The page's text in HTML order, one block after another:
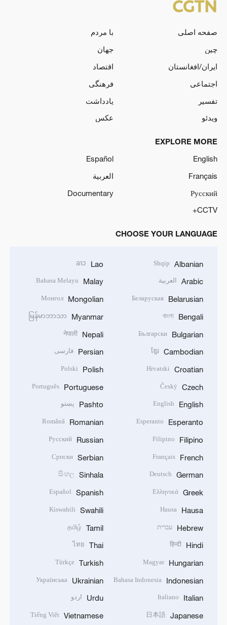
صفحه اصلی
با مردم
چین
جهان
ایران/افغانستان
اقتصاد
اجتماعی
فرهنگی
تفسیر
یادداشت
ویدئو
عکس
EXPLORE MORE
English
Español
Français
العربية
Русский
Documentary
CCTV+
CHOOSE YOUR LANGUAGE
Albanian
Shqip
Arabic العربية
Belarusian
Беларуская
Bengali
বাংলা
Bulgarian
Български
Cambodian
ខ្មែរ
Croatian
Hrvatski
Czech
Český
English
English
Esperanto
Esperanto
Filipino
Filipino
French
Français
German
Deutsch
Greek
Ελληνικά
Hausa
Hausa
Hebrew עברית
Hindi
हिन्दी
Hungarian
Magyar
Indonesian
Bahasa Indonesia
Italian
Italiano
Japanese
日本語
Lao
ລາວ
Malay
Bahasa Melayu
Mongolian
Монгол
Myanmar
မြန်မာဘာသာ
Nepali
नेपाली
Persian فارسی
Polish
Polski
Portuguese
Português
Pashto پښتو
Romanian
Română
Russian
Русский
Serbian
Српски
Sinhala
සිංහල
Spanish
Español
Swahili
Kiswahili
Tamil
தமிழ்
Thai
ไทย
Turkish
Türkçe
Ukrainian
Українська
Urdu اردو
Vietnamese
Tiếng Việt